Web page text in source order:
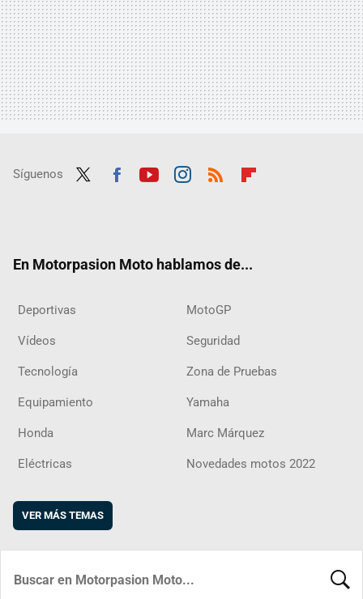
Síguenos
En Motorpasion Moto hablamos de...
Deportivas MotoGP
Vídeos Seguridad
Tecnología Zona de Pruebas
Equipamiento Yamaha
Honda Marc Márquez
Eléctricas Novedades motos 2022
VER MÁS TEMAS